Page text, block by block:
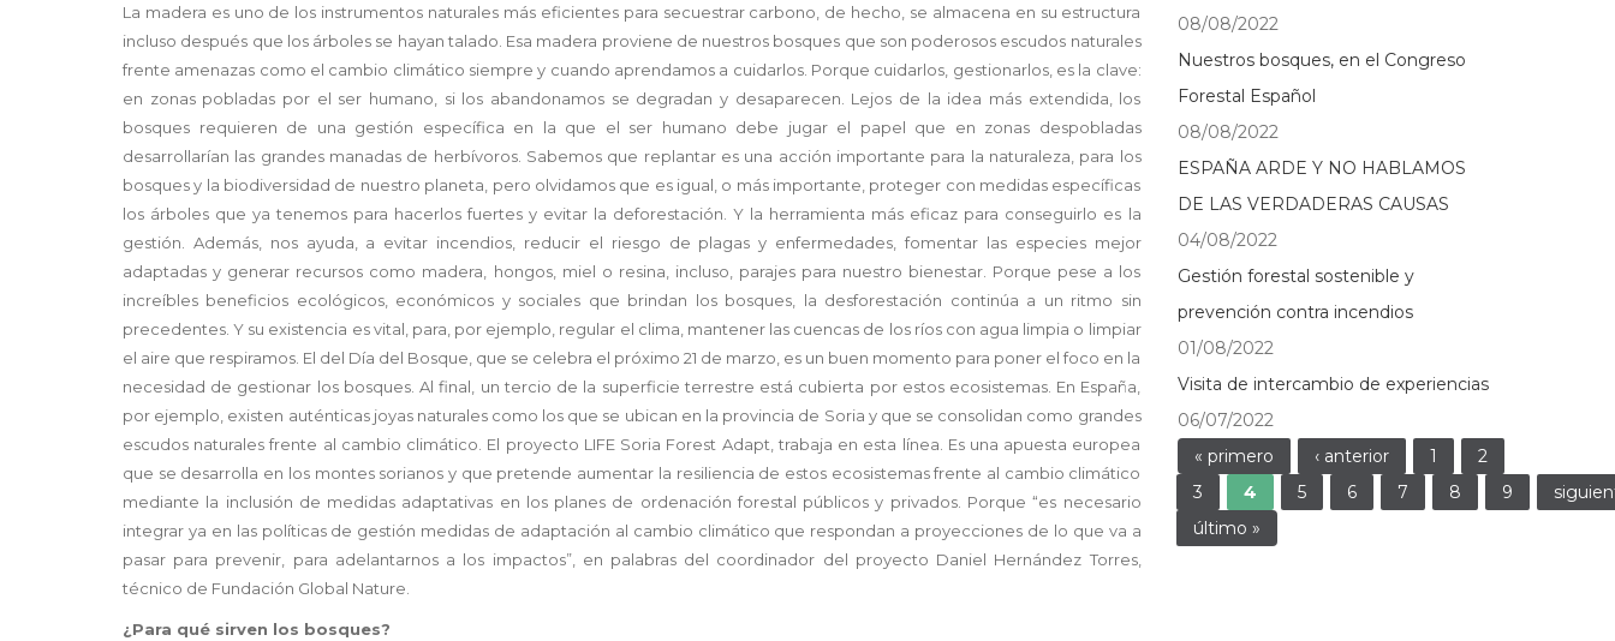
La madera es uno de los instrumentos naturales más eficientes para secuestrar carbono, de hecho, se almacena en su estructura
incluso después que los árboles se hayan talado. Esa madera proviene de nuestros bosques que son poderosos escudos naturales
frente amenazas como el cambio climático siempre y cuando aprendamos a cuidarlos. Porque cuidarlos, gestionarlos, es la clave:
en zonas pobladas por el ser humano, si los abandonamos se degradan y desaparecen. Lejos de la idea más extendida, los
bosques requieren de una gestión específica en la que el ser humano debe jugar el papel que en zonas despobladas
desarrollarían las grandes manadas de herbívoros. Sabemos que replantar es una acción importante para la naturaleza, para los
bosques y la biodiversidad de nuestro planeta, pero olvidamos que es igual, o más importante, proteger con medidas específicas
los árboles que ya tenemos para hacerlos fuertes y evitar la deforestación. Y la herramienta más eficaz para conseguirlo es la
gestión. Además, nos ayuda, a evitar incendios, reducir el riesgo de plagas y enfermedades, fomentar las especies mejor
adaptadas y generar recursos como madera, hongos, miel o resina, incluso, parajes para nuestro bienestar. Porque pese a los
increíbles beneficios ecológicos, económicos y sociales que brindan los bosques, la desforestación continúa a un ritmo sin
precedentes. Y su existencia es vital, para, por ejemplo, regular el clima, mantener las cuencas de los ríos con agua limpia o limpiar
el aire que respiramos. El del Día del Bosque, que se celebra el próximo 21 de marzo, es un buen momento para poner el foco en la
necesidad de gestionar los bosques. Al final, un tercio de la superficie terrestre está cubierta por estos ecosistemas. En España,
por ejemplo, existen auténticas joyas naturales como los que se ubican en la provincia de Soria y que se consolidan como grandes
escudos naturales frente al cambio climático. El proyecto LIFE Soria Forest Adapt, trabaja en esta línea. Es una apuesta europea
que se desarrolla en los montes sorianos y que pretende aumentar la resiliencia de estos ecosistemas frente al cambio climático
mediante la inclusión de medidas adaptativas en los planes de ordenación forestal públicos y privados. Porque “es necesario
integrar ya en las políticas de gestión medidas de adaptación al cambio climático que respondan a proyecciones de lo que va a
pasar para prevenir, para adelantarnos a los impactos”, en palabras del coordinador del proyecto Daniel Hernández Torres,
técnico de Fundación Global Nature.
¿Para qué sirven los bosques?
08/08/2022
Nuestros bosques, en el Congreso
Forestal Español
08/08/2022
ESPAÑA ARDE Y NO HABLAMOS
DE LAS VERDADERAS CAUSAS
04/08/2022
Gestión forestal sostenible y
prevención contra incendios
01/08/2022
Visita de intercambio de experiencias
06/07/2022
Páginas
« primero ‹ anterior 1
2
3
4 5 6 7 8 9
último »